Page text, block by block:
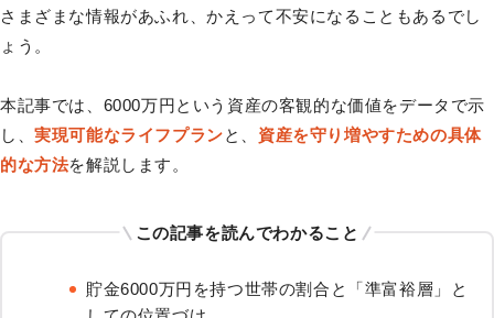
さまざまな情報があふれ、かえって不安になることもあるでし
ょう。
本記事では、6000万円という資産の客観的な価値をデータで示
し、実現可能なライフプランと、 資産を守り増やすための具体
的な方法を解説します。
この記事を読んでわかること
貯金6000万円を持つ世帯の割合と「準富裕層」と